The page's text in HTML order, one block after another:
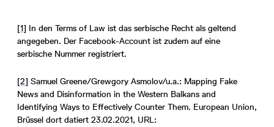
[1] In den Terms of Law ist das serbische Recht als geltend
angegeben. Der Facebook-Account ist zudem auf eine
serbische Nummer registriert.
[2] Samuel Greene/Grewgory Asmolov/u.a.: Mapping Fake
News and Disinformation in the Western Balkans and
Identifying Ways to Effectively Counter Them. European Union,
Brüssel dort datiert 23.02.2021, URL: